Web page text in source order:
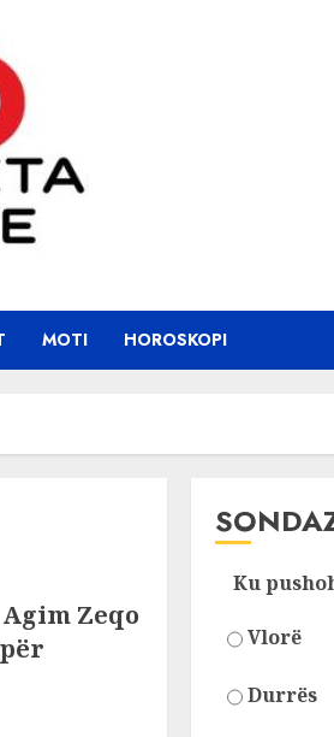
MOTI HOROSKOPI
Zeqo
Ku
Vlorë
Durrës